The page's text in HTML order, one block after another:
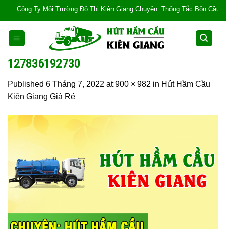
content
Công Ty Môi Trường Đô Thị Kiên Giang Chuyên: Thông Tắc Bồn Cầu,
127836192730
Published 6 Tháng 7, 2022 at900 × 982 in Hút Hầm Cầu
Kiên Giang Giá Rẻ